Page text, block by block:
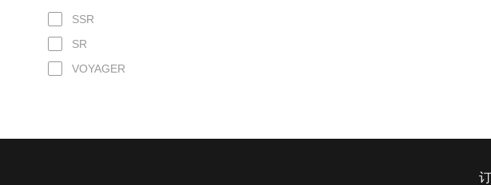
SSR
SR
VOYAGER